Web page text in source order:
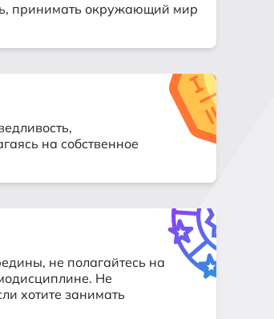
принимать окружающий мир
на собственное
не полагайтесь на
Не
хотите занимать